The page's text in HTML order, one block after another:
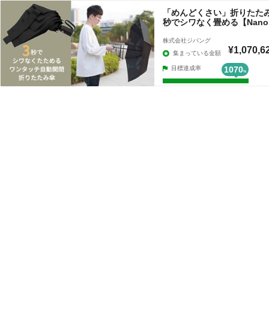
「めんどくさい」折りた
秒でシワなく畳める【
株式会社ジパング
集まっている金額
目標達成率 1070%